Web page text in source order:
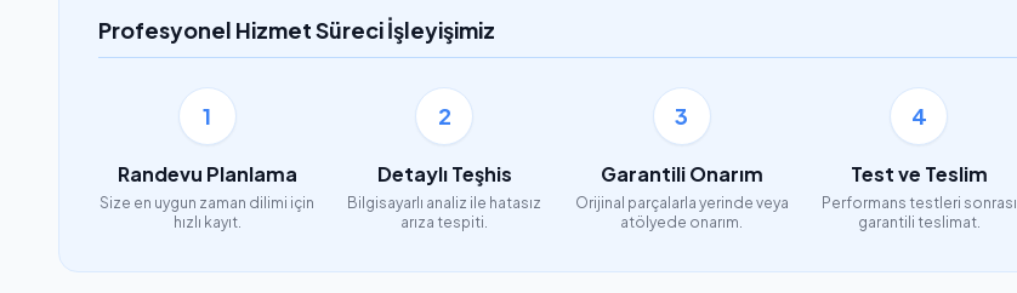
Profesyonel Hizmet Süreci İşleyişimiz
1
Randevu Planlama
Size en uygun zaman dilimi için
hızlı kayıt.
2
Detaylı Teşhis
Bilgisayarlı analiz ile hatasız
arıza tespiti.
3
Garantili Onarım
Orijinal parçalarla yerinde veya
atölyede onarım.
4
Test ve Teslim
Performans testleri sonrası
garantili teslimat.